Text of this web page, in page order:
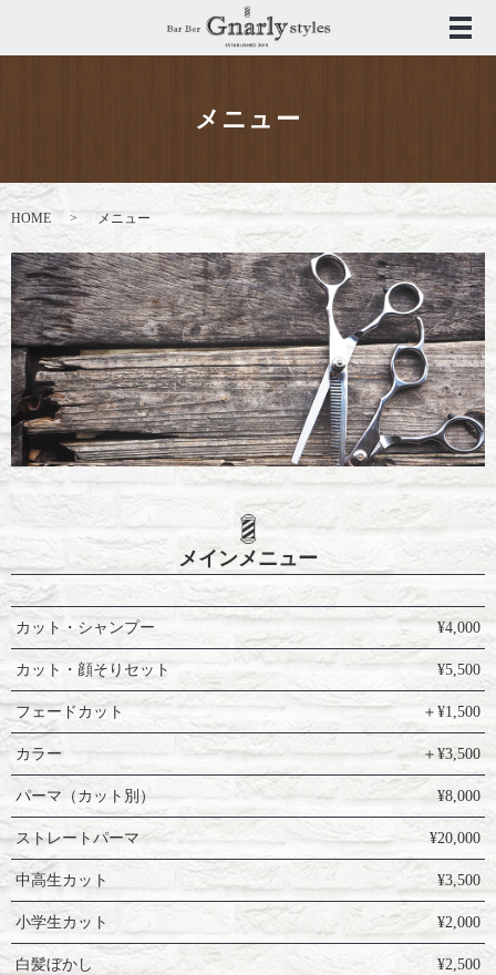
メ
メニュー
HOME メニュー
メインメニュー
カット・シャンプー ¥4,000
カット・顔そりセット ¥5,500
フェードカット ＋¥1,500
カラー ＋¥3,500
パーマ（カット別） ¥8,000
ストレートパーマ ¥20,000
中高生カット ¥3,500
小学生カット ¥2,000
白髪ぼかし ¥2,500